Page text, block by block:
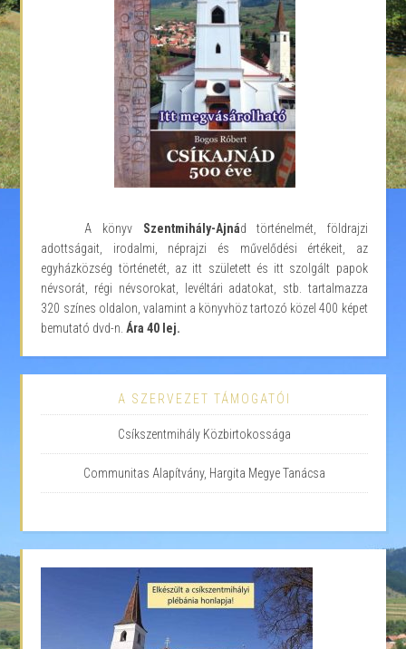
A könyv Szentmihály-Ajnád történelmét, földrajzi
adottságait, irodalmi, néprajzi és művelődési értékeit, az
egyházközség történetét, az itt született és itt szolgált papok
névsorát, régi névsorokat, levéltári adatokat, stb. tartalmazza
320 színes oldalon, valamint a könyvhöz tartozó közel 400 képet
bemutató dvd-n. Ára 40 lej.
A SZERVEZET TÁMOGATÓI
Csíkszentmihály Közbirtokossága
Communitas Alapítvány, Hargita Megye Tanácsa